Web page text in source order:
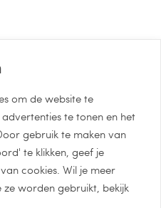
om de website te
te tonen en het
gebruik te maken van
te klikken, geef je
cookies. Wil je meer
worden gebruikt, bekijk